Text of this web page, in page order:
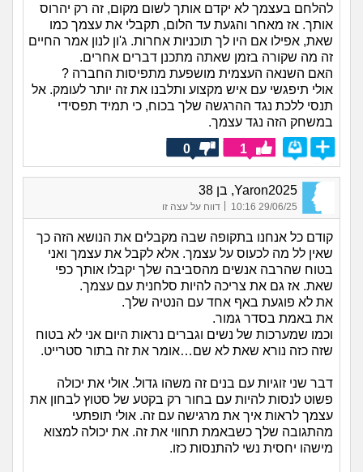
להלחם בעצמך לא יקדם אותך לשום מקום, זה רק יהרוס
אותך. אז מאחר והגעת עד הלום, תקבלי את עצמך כמו
שאת, אפילו אם היו לך תוכניות אחרות. ג'ון לנון אמר החיים
זה מה שקורה בזמן שאתה מתכנן דברים אחרים.
האם השנאה העצמית מושפעת מתפיסות החברה ?
אולי תיפגשי עם איש מקצוע ותלבנו את זה יותר לעומק. אל
תנסי ללכת נגד ההרגשה שלך בכוח, כי תמיד תפסידי
במשחק הזה נגד עצמך.
1
0
Yaron2025, בן 38
29/06/25 10:16
| דווח על עצה זו
קודם כל אנחנו בתקופה שבה מקבלים את הנושא הזה כך
שאין לל מה לכעוס על עצמך. אלא לקבל את עצמך ואני
בטוח שהרבה אנשים מהסביבה שלך יקבלו אותך כפי
שאת. אז גם את צריכה להיות סלחנית עם עצמך.
את לא פוגעת באף אחד עם הנטיה שלך.
את באמת בסדר גמור.
וכמו שמערכות של נשים וגברים נראות היום אני לא בטוח
שזה כזה נורא שאת לא שם…אומר את זה בתור סטרייט.
דבר שני זוגיות עם בנים זה משהו גדול. אולי את יכולה
פשוט לנסות להיות עם בחור רק בקטע של סטוץ לבחון את
עצמך לראות איך את מרגישה עם זה. אולי תופתעי
מהתגובה שלך כשבאמת תחווי את זה. את יכולה למצוא
מישהו יחסית נשי להתנסות כזו.